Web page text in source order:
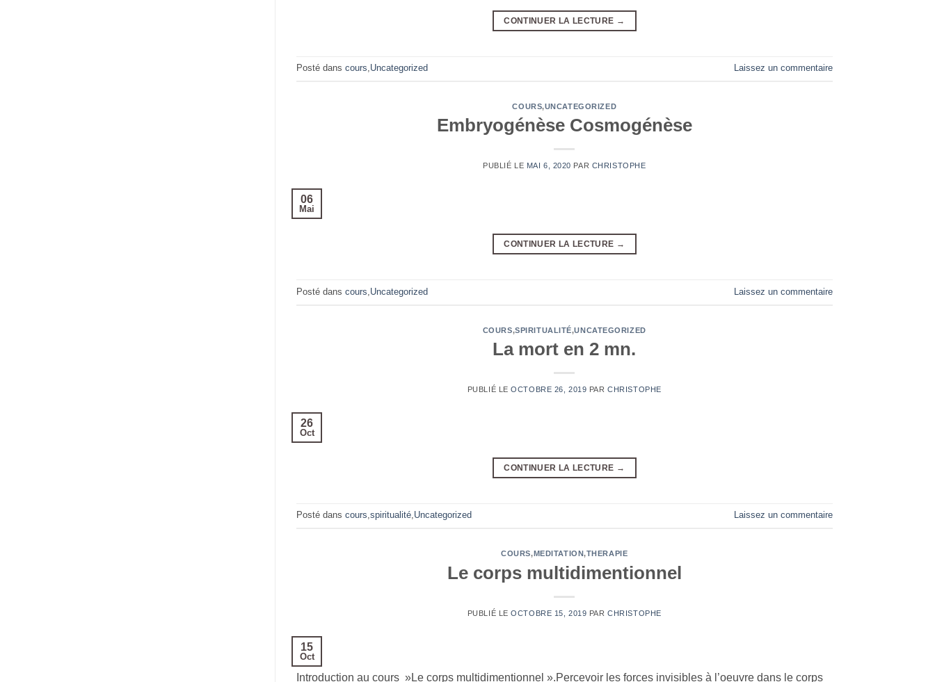
CONTINUER LA LECTURE →
Posté dans cours,Uncategorized Laissez un commentaire
COURS,UNCATEGORIZED
Embryogénèse Cosmogénèse
PUBLIÉ LE MAI 6, 2020 PAR CHRISTOPHE
06
Mai
CONTINUER LA LECTURE →
Posté dans cours Uncategorized Laissez un commentaire
COURS,SPIRITUALITÉ,UNCATEGORIZED
La mort en 2 mn.
PUBLIÉ LEOCTOBRE 26, 2019 PARCHRISTOPHE
26
Oct
CONTINUER LA LECTURE →
Posté dans cours,spiritualité,Uncategorized Laissez un commentaire
COURS,MEDITATION,THERAPIE
Le corps multidimentionnel
PUBLIÉ LEOCTOBRE 15, 2019 PARCHRISTOPHE
15
Oct
Introduction au cours »Le corps multidimentionnel ».Percevoir les forces invisibles à l’oeuvre dans le corps